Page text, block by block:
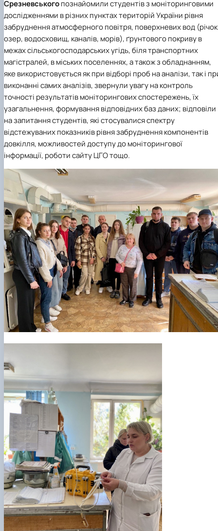
Срезневськогопознайомили студентів з моніторинговими
дослідженнями в різних пунктах територій України рівня
забруднення атмосферного повітря, поверхневих вод
озер, водосховищ, каналів, морів), ґрунтового покриву в
межах сільськогосподарських угідь, біля транспортних
магістралей, в міських поселеннях, а також з обладнанням,
яке використовується як при відборі проб на аналізи, так і
виконанні самих аналізів, звернули увагу на контроль
точності результатів моніторингових спостережень, їх
узагальнення, формування відповідних баз даних; відповіли
на запитання студентів, які стосувалися спектру
відстежуваних показників рівня забруднення компонентів
довкілля, можливостей доступу до моніторингової
інформації, роботи сайту ЦГО тощо.